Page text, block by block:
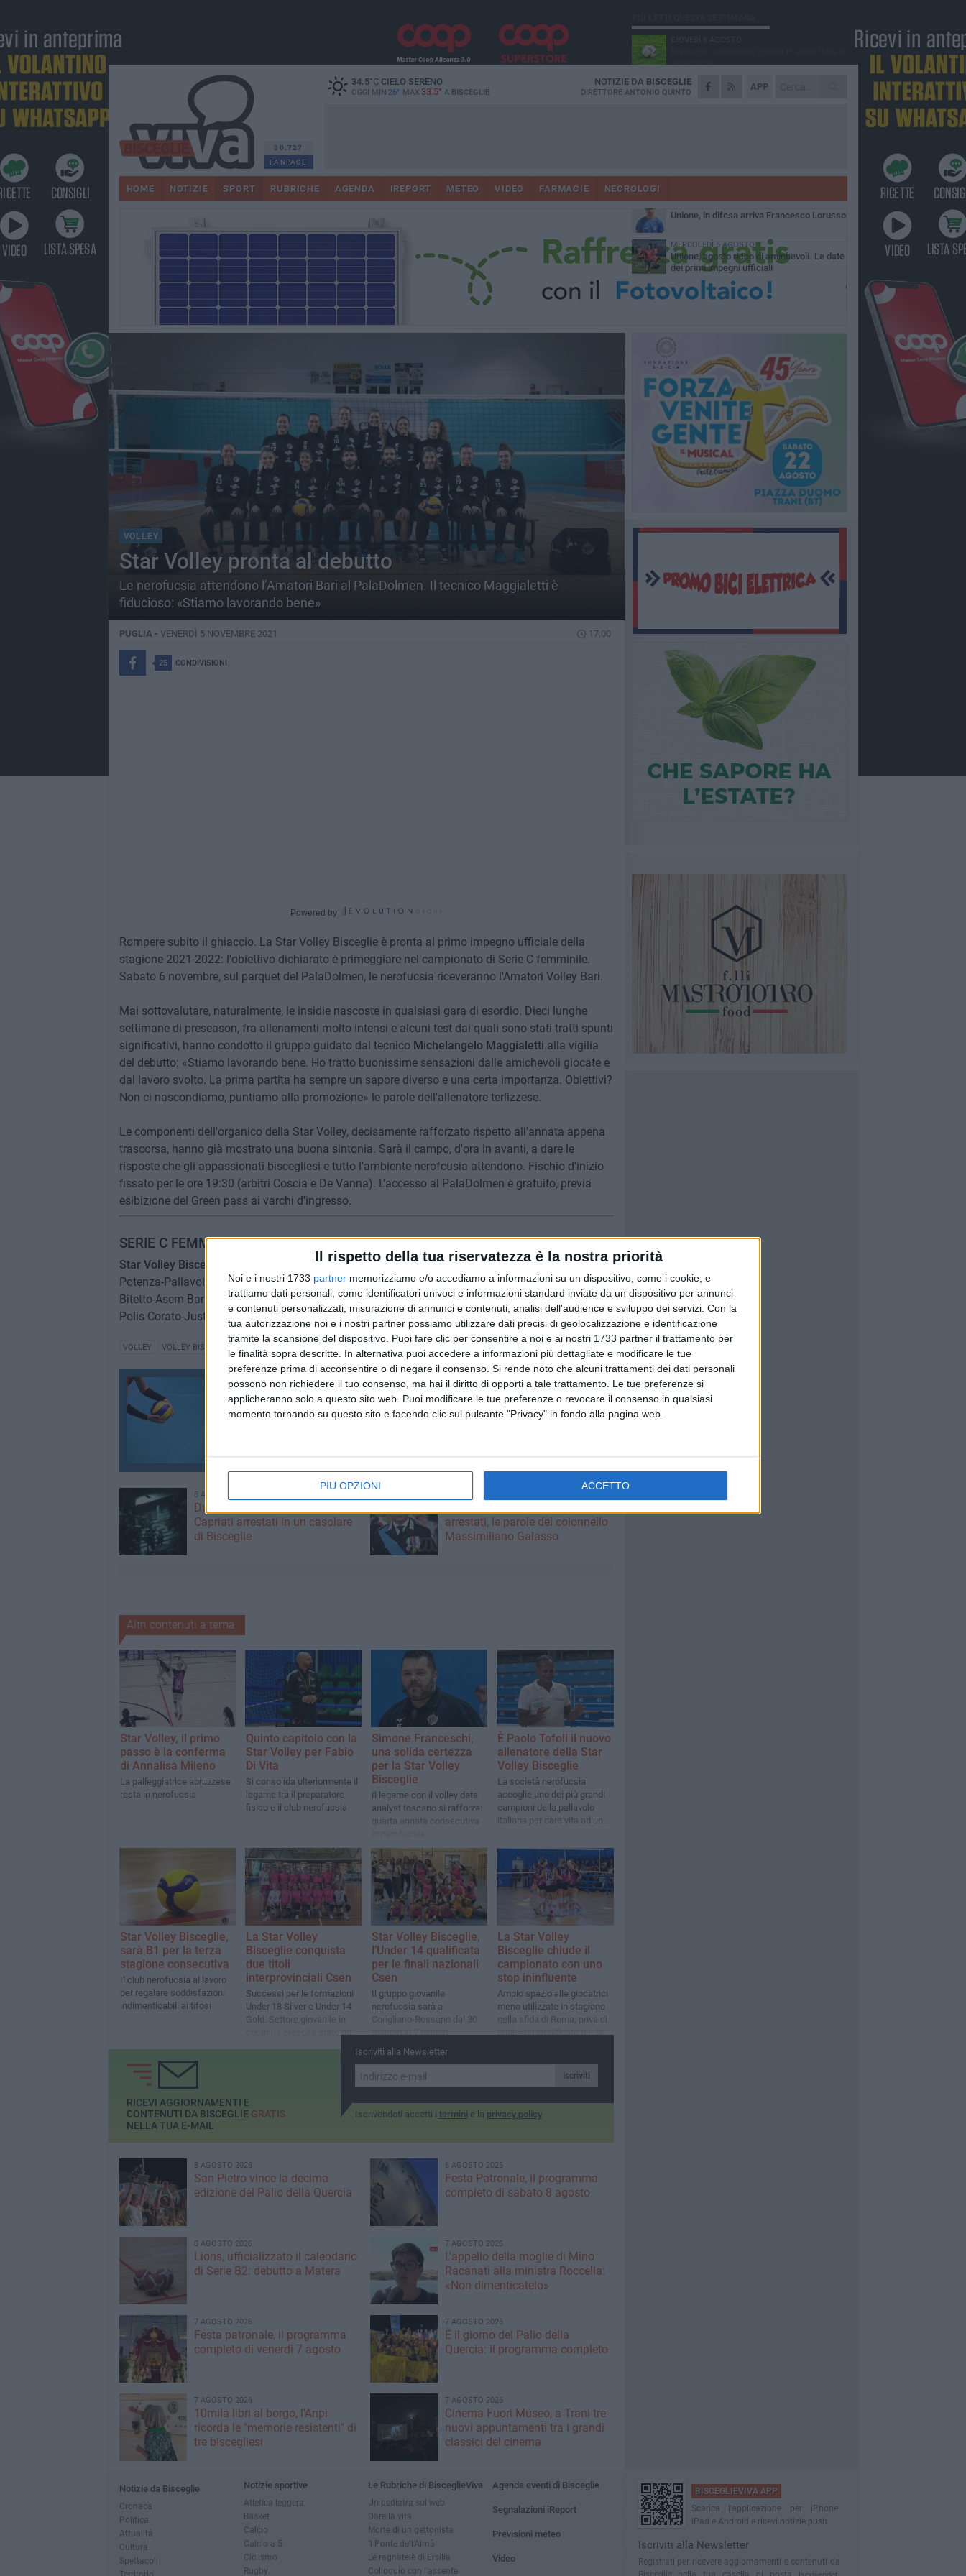
Il rispetto della tua riservatezza è la nostra priorità
Noi e i nostri 1733 partner memorizziamo e/o accediamo a informazioni su un dispositivo, come i cookie, e
trattiamo dati personali, come identificatori univoci e informazioni standard inviate da un dispositivo per annunci
e contenuti personalizzati, misurazione di annunci e contenuti, analisi dell'audience e sviluppo dei servizi. Con la
tua autorizzazione noi e i nostri partner possiamo utilizzare dati precisi di geolocalizzazione e identificazione
tramite la scansione del dispositivo. Puoi fare clic per consentire a noi e ai nostri 1733 partner il trattamento per
le finalità sopra descritte. In alternativa puoi accedere a informazioni più dettagliate e modificare le tue
preferenze prima di acconsentire o di negare il consenso. Si rende noto che alcuni trattamenti dei dati personali
possono non richiedere il tuo consenso, ma hai il diritto di opporti a tale trattamento. Le tue preferenze si
applicheranno solo a questo sito web. Puoi modificare le tue preferenze o revocare il consenso in qualsiasi
momento tornando su questo sito e facendo clic sul pulsante "Privacy" in fondo alla pagina web.
PIÙ OPZIONI ACCETTO
30.727
FANPAGE
34.5°CCIELO SERENO
OGGI MIN 26° MAX 33.5° A BISCEGLIE
APP
NOTIZIE DA BISCEGLIE
DIRETTORE ANTONIO QUINTO
HOME NOTIZIE SPORT RUBRICHE AGENDA IREPORT METEO VIDEO FARMACIE NECROLOGI
VOLLEY
Star Volley pronta al debutto
Le nerofucsia attendono l’Amatori Bari al PalaDolmen. Il tecnico Maggialetti è
fiducioso: «Stiamo lavorando bene»
PUGLIA - VENERDÌ 5 NOVEMBRE 2021 17.00
25 CONDIVISIONI
Powered by
Rompere subito il ghiaccio. La Star Volley Bisceglie è pronta al primo impegno ufficiale della
stagione 2021-2022: l'obiettivo dichiarato è primeggiare nel campionato di Serie C femminile.
Sabato 6 novembre, sul parquet del PalaDolmen, le nerofucsia riceveranno l'Amatori Volley Bari.
Mai sottovalutare, naturalmente, le insidie nascoste in qualsiasi gara di esordio. Dieci lunghe
settimane di preseason, fra allenamenti molto intensi e alcuni test dai quali sono stati tratti spunti
significativi, hanno condotto il gruppo guidato dal tecnico Michelangelo Maggialetti alla vigilia
del debutto: «Stiamo lavorando bene. Ho tratto buonissime sensazioni dalle amichevoli giocate e
dal lavoro svolto. La prima partita ha sempre un sapore diverso e una certa importanza. Obiettivi?
Non ci nascondiamo, puntiamo alla promozione» le parole dell'allenatore terlizzese.
Le componenti dell'organico della Star Volley, decisamente rafforzato rispetto all'annata appena
trascorsa, hanno già mostrato una buona sintonia. Sarà il campo, d'ora in avanti, a dare le
risposte che gli appassionati biscegliesi e tutto l'ambiente nerofcusia attendono. Fischio d'inizio
fissato per le ore 19:30 (arbitri Coscia e De Vanna). L'accesso al PalaDolmen è gratuito, previa
esibizione del Green pass ai varchi d'ingresso.
SERIE C FEMMINILE, girone A - 1ª giornata
Star Volley Bisceglie-Amatori Bari
Potenza-Pallavolo Cerignola
Bitetto-Asem Bari
Polis Corato-Just British Adria Volley
VOLLEY VOLLEY BISCEGLIE AMATORI BARI MICHELANGELO MAGGIALETTI
Star Volley Bisceglie
Tutti i contenuti
8 AGOSTO 2026
Due latitanti del clan mafioso
Capriati arrestati in un casolare
di Bisceglie
arrestati, le parole del colonnello
Massimiliano Galasso
Altri contenuti a tema
Star Volley, il primo
passo è la conferma
di Annalisa Mileno
La palleggiatrice abruzzese
resta in nerofucsia
Quinto capitolo con la
Star Volley per Fabio
Di Vita
Si consolida ulteriormente il
legame tra il preparatore
fisico e il club nerofucsia
Simone Franceschi,
una solida certezza
per la Star Volley
Bisceglie
Il legame con il volley data
analyst toscano si rafforza:
quarta annata consecutiva
È Paolo Tofoli il nuovo
allenatore della Star
Volley Bisceglie
La società nerofucsia
accoglie uno dei più grandi
campioni della pallavolo
italiana per dare vita ad un
e lungimirante
Star Volley Bisceglie,
sarà B1 per la terza
stagione consecutiva
Il club nerofucsia al lavoro
per regalare soddisfazioni
indimenticabili ai tifosi
La Star Volley
Bisceglie conquista
due titoli
interprovinciali Csen
Successi per le formazioni
Under 18 Silver e Under 14
Gold. Settore giovanile in
continua crescita sotto ogni
Star Volley Bisceglie,
l’Under 14 qualificata
per le finali nazionali
Csen
Il gruppo giovanile
nerofucsia sarà a
Corigliano-Rossano dal 30
maggio al 2 giugno
La Star Volley
Bisceglie chiude il
campionato con uno
stop ininfluente
Ampio spazio alle giocatrici
meno utilizzate in stagione
nella sfida di Roma, priva di
qualsiasi significato per la
Iscriviti alla Newsletter
Iscriviti
Iscrivendoti accetti i termini e la privacy policy
RICEVI AGGIORNAMENTI E
CONTENUTI DA BISCEGLIE GRATIS
NELLA TUA E-MAIL
8 AGOSTO 2026
San Pietro vince la decima
edizione del Palio della Quercia
8 AGOSTO 2026
Festa Patronale, il programma
completo di sabato 8 agosto
8 AGOSTO 2026
Lions, ufficializzato il calendario
di Serie B2: debutto a Matera
7 AGOSTO 2026
L'appello della moglie di Mino
Racanati alla ministra Roccella:
«Non dimenticatelo»
7 AGOSTO 2026
Festa patronale, il programma
completo di venerdì 7 agosto
7 AGOSTO 2026
È il giorno del Palio della
Quercia: il programma completo
7 AGOSTO 2026
10mila libri al borgo, l'Anpi
ricorda le "memorie resistenti" di
tre biscegliesi
7 AGOSTO 2026
Cinema Fuori Museo, a Trani tre
nuovi appuntamenti tra i grandi
classici del cinema
avversarie
LUNEDÌ 3 AGOSTO
Simone Franceschi, una solida certezza
Unione, innesto per le corsie offensive:
MARTEDÌ 4 AGOSTO
Unione, in difesa arriva Francesco Lorusso
MERCOLEDÌ 5 AGOSTO
Unione, agosto ricco di amichevoli. Le date
dei primi impegni ufficiali
Notizie da Bisceglie
Cronaca
Politica
Attualità
Cultura
Spettacoli
Notizie sportive
Atletica leggera
Basket
Calcio
Calcio a 5
Ciclismo
Rugby
Le Rubriche di BisceglieViva
Un pediatra sul web
Dare la vita
Morte di un gettonista
Il Ponte dell'Almà
Le ragnatele di Ersilia
Colloquio con l'assente
Agenda eventi di Bisceglie
Segnalazioni iReport
Previsioni meteo
Video
BISCEGLIEVIVA APP
Scarica l'applicazione per iPhone,
iPad e Android e ricevi notizie push
Iscriviti alla Newsletter
Registrati per ricevere aggiornamenti e contenuti da